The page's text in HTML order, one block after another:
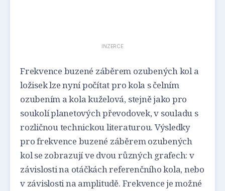
INZERCE
Frekvence buzené záběrem ozubených kol a
ložisek lze nyní počítat pro kola s čelním
ozubením a kola kuželová, stejně jako pro
soukolí planetových převodovek, v souladu s
rozličnou technickou literaturou. Výsledky
pro frekvence buzené záběrem ozubených
kol se zobrazují ve dvou různých grafech: v
závislosti na otáčkách referenčního kola, nebo
v závislosti na amplitudě. Frekvence je možné